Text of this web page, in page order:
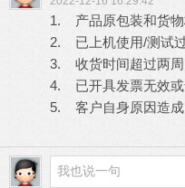
1. 产品原包装和货物
2. 已上机使用/测试过
3. 收货时间超过两周
4. 已开具发票无效或
5. 客户自身原因造成